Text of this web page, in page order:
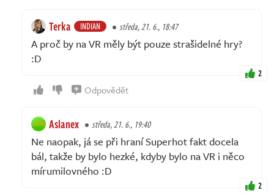
Terka INDIAN středa, 21. 6., 18:47
A proč by na VR měly být pouze strašidelné hry?
:D
2
Odpovědět
Aslanex středa, 21. 6., 19:40
Ne naopak, já se při hraní Superhot fakt docela
bál, takže by bylo hezké, kdyby bylo na VR i něco
mírumilovného :D
2